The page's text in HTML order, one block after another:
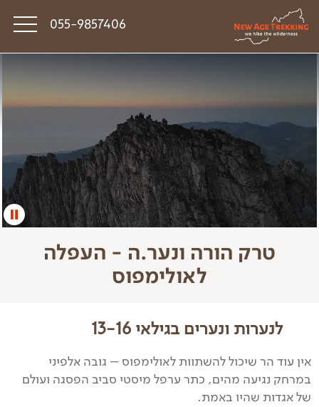
055-9857406
פודקאסט טראק טוק
תקנון
טרק הורה ונער.ה - העפלה
לאולימפוס
לנערות ונערים בגילאי 13-16
אין עוד הר שיכול להשתוות לאולימפוס – גובה אלפיני
במרחק נגיעה מהים, כתר ערפל מיסטי סביב הפסגה ועולם
של אגדות שהיו באמת.